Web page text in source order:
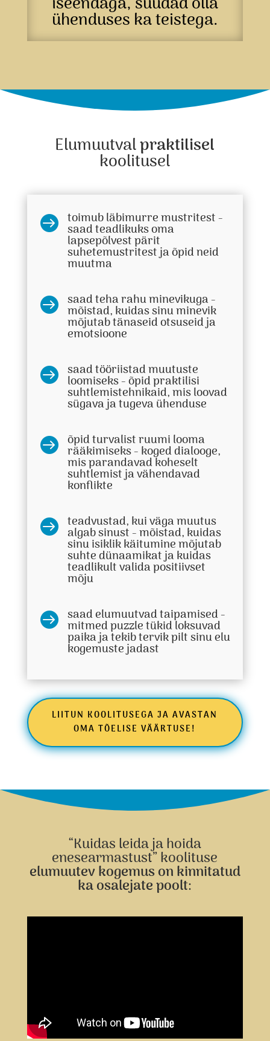
ühenduses ka teistega.
Elumuutvalpraktilisel
koolitusel
 toimub läbimurre mustritest -
saad teadlikuks oma
lapsepõlvest pärit
suhetemustritest ja õpid neid
muutma
 saad teha rahu minevikuga -
mõistad, kuidas sinu minevik
mõjutab tänaseid otsuseid ja
emotsioone
 saad tööriistad muutuste
loomiseks - õpid praktilisi
suhtlemistehnikaid, mis loovad
sügava ja tugeva ühenduse
 õpid turvalist ruumi looma
rääkimiseks - koged dialooge,
mis parandavad koheselt
suhtlemist ja vähendavad
konflikte
 teadvustad, kui väga muutus
algab sinust - mõistad, kuidas
sinu isiklik käitumine mõjutab
suhte dünaamikat ja kuidas
teadlikult valida positiivset
mõju
 saad elumuutvad taipamised -
mitmed puzzle tükid loksuvad
paika ja tekib tervik pilt sinu elu
kogemuste jadast
LIITUN KOOLITUSEGA JA AVASTAN
OMA TÕELISE VÄÄRTUSE!
“Kuidas leida ja hoida
enesearmastust” koolituse
elumuutev kogemus on kinnitatud
ka osalejate poolt: